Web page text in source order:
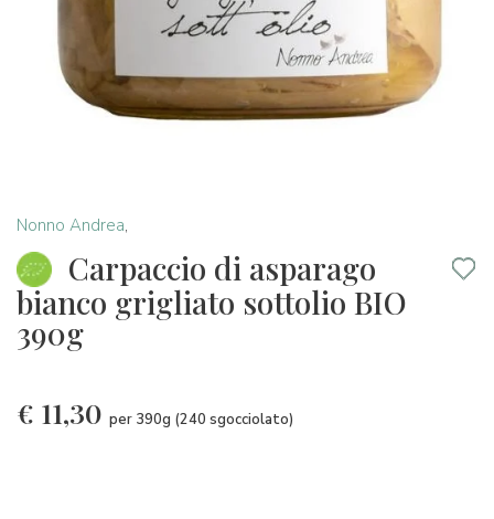
Nonno Andrea,
Carpaccio di asparago
bianco grigliato sottolio BIO
390g
€ 11,30 per 390g (240 sgocciolato)